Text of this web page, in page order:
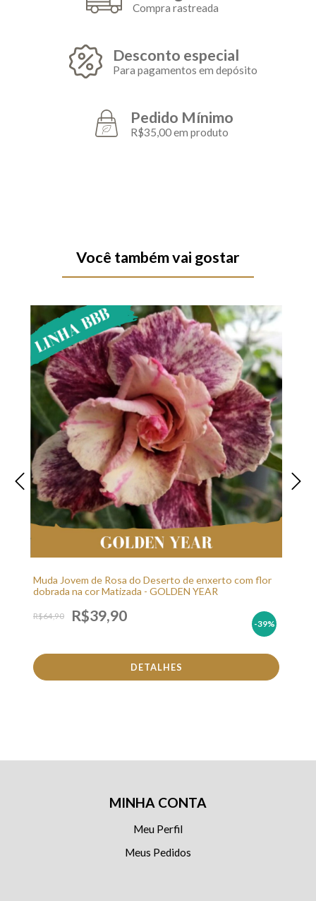
Compra rastreada
Desconto especial
Para pagamentos em depósito
Pedido Mínimo
R$35,00 em produto
Você também vai gostar
Muda Jovem de Rosa do Deserto de enxerto com flor
dobrada na cor Matizada - GOLDEN YEAR
R$64,90 R$39,90 -39%
DETALHES
MINHA CONTA
Meu Perfil
Meus Pedidos